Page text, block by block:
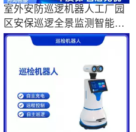
室外安防巡逻机器人工厂园
区安保巡逻全景监测智能检
测